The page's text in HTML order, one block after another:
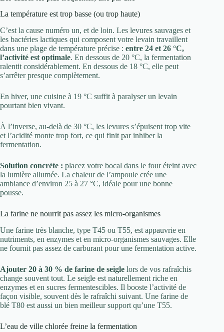
La température est trop basse (ou trop haute)
C’est la cause numéro un, et de loin. Les levures sauvages et
les bactéries lactiques qui composent votre levain travaillent
dans une plage de température précise : entre 24 et 26 °C,
l’activité est optimale. En dessous de 20 °C, la fermentation
ralentit considérablement. En dessous de 18 °C, elle peut
s’arrêter presque complètement.
En hiver, une cuisine à 19 °C suffit à paralyser un levain
pourtant bien vivant.
À l’inverse, au-delà de 30 °C, les levures s’épuisent trop vite
et l’acidité monte trop fort, ce qui finit par inhiber la
fermentation.
Solution concrète : placez votre bocal dans le four éteint avec
la lumière allumée. La chaleur de l’ampoule crée une
ambiance d’environ 25 à 27 °C, idéale pour une bonne
pousse.
La farine ne nourrit pas assez les micro-organismes
Une farine très blanche, type T45 ou T55, est appauvrie en
nutriments, en enzymes et en micro-organismes sauvages. Elle
ne fournit pas assez de carburant pour une fermentation active.
Ajouter 20 à 30 % de farine de seigle lors de vos rafraîchis
change souvent tout. Le seigle est naturellement riche en
enzymes et en sucres fermentescibles. Il booste l’activité de
façon visible, souvent dès le rafraîchi suivant. Une farine de
blé T80 est aussi un bien meilleur support qu’une T55.
L’eau de ville chlorée freine la fermentation